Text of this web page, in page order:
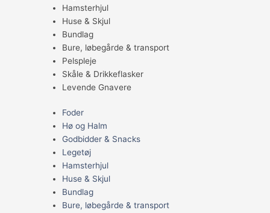
Hamsterhjul
Huse & Skjul
Bundlag
Bure, løbegårde & transport
Pelspleje
Skåle & Drikkeflasker
Levende Gnavere
Foder
Hø og Halm
Godbidder & Snacks
Legetøj
Hamsterhjul
Huse & Skjul
Bundlag
Bure, løbegårde & transport